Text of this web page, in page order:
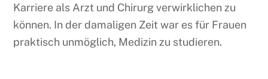
Karriere als Arzt und Chirurg verwirklichen zu
können. In der damaligen Zeit war es für Frauen
praktisch unmöglich, Medizin zu studieren.